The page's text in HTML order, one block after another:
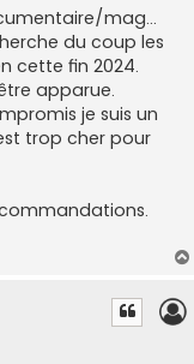
mag...
du coup les
cette fin 2024.
apparue.
je suis un
trop cher pour